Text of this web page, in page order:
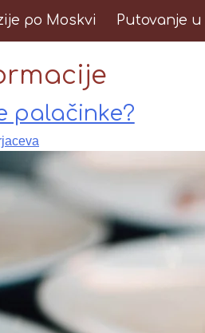
po Moskvi Putovanje
palačinke?